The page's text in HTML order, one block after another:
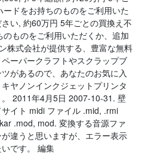
ドをお持ちのものをご利用いた
い, 約60万円 5年ごとの買換え不
ものをご利用いただくか、追加
株式会社が提供する、豊富な無料
ーパークラフトやスクラップブ
があるので、あなたのお気に入
ヤノンインクジェットプリンタ
2011年4月5日 2007-10-31. 壁
イト midi ファイル .mid, .rmi
.mod, mod. 変換する音源ファ
違うと思いますが、エラー表示
です。 編集